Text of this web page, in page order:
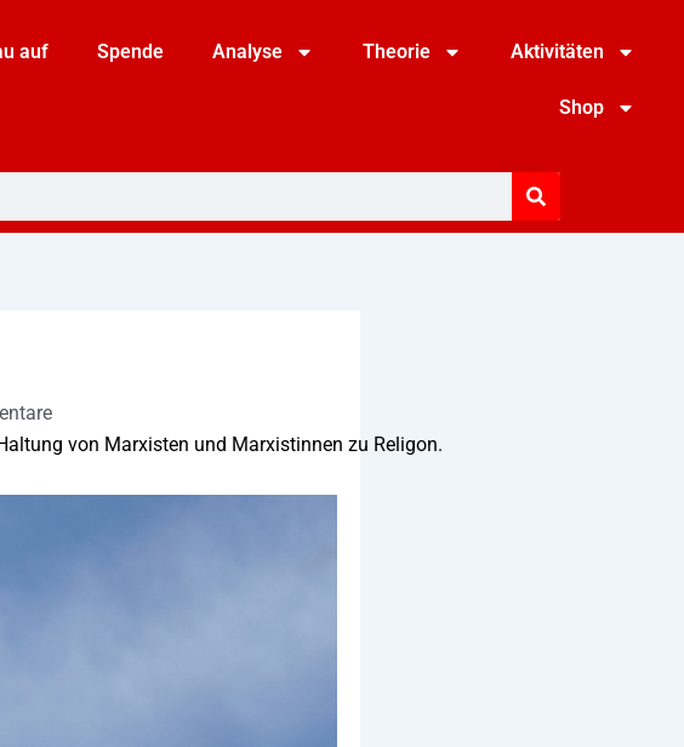
auf Spende Analyse Theorie Aktivitäten
Shop
von Marxisten und Marxistinnen zu Religon.